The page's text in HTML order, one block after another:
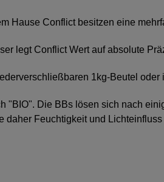
Hause Conflict besitzen eine
legt Conflict Wert auf absolute
1kg-Beutel oder
"BIO". Die BBs lösen sich nach
daher Feuchtigkeit und